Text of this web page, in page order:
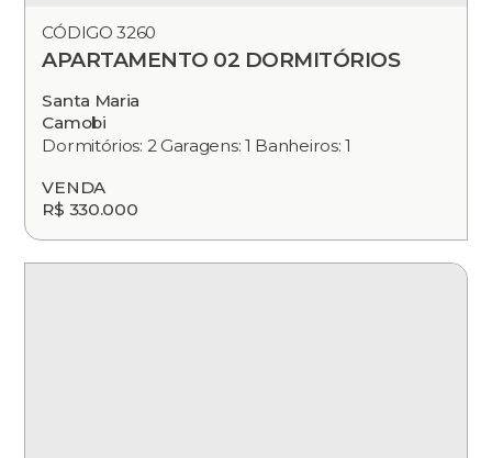
CÓDIGO 3260
APARTAMENTO 02 DORMITÓRIOS
Santa Maria
Camobi
Dormitórios: 2 Garagens: 1 Banheiros: 1
VENDA
R$ 330.000